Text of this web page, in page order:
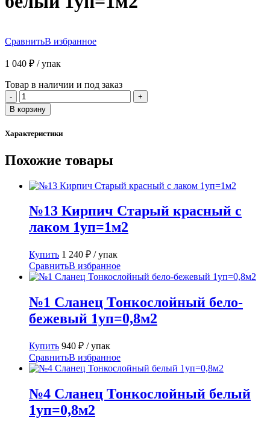
СравнитьВ избранное
1 040 ₽ / упак
Товар в наличии и под заказ
-
Количество
товара
№3
Сколотая
белый
+
В корзину
Характеристики
Похожие товары
№13 Кирпич Старый красный с
лаком 1уп=1м2
Купить 1 240 ₽ / упак
СравнитьВ избранное
№1 Сланец Тонкослойный бело-
бежевый 1уп=0,8м2
Купить 940 ₽ / упак
СравнитьВ избранное
№4 Сланец Тонкослойный белый
1уп=0,8м2